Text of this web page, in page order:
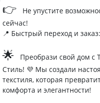
👉
Не упустите
сейчас!
📍 Быстрый переход и заказ:
🌟
Преобрази свой дом
Стиль! 💜 Мы создали
текстиля, которая
комфорта и элегантности!